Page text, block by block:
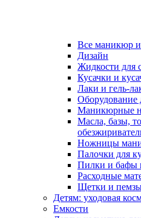
Все маникюр
Дизайн
Жидкости для
Кусачки и
Лаки и гель-
Маникюрные
Масла, базы,
Ножницы
Палочки для
Пилки и бафы
Расходные
Щетки и
Детям: уходовая
Емкости